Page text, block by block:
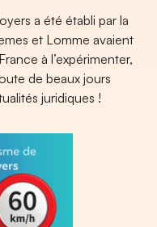
a été établi par la
et Lomme avaient
à l’expérimenter,
de beaux jours
juridiques !